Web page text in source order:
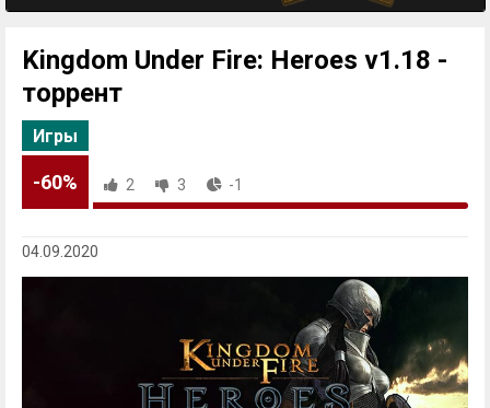
Kingdom Under Fire: Heroes v1.18 -
торрент
Игры
-60% 2 3 -1
04.09.2020